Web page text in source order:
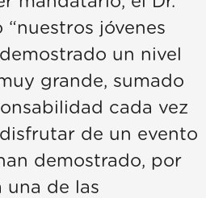
jóvenes
un nivel
grande, sumado
cada vez
de un evento
demostrado, por
una de las